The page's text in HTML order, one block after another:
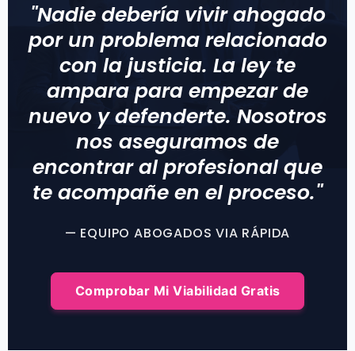
"Nadie debería vivir ahogado
por un problema relacionado
con la justicia. La ley te
ampara para empezar de
nuevo y defenderte. Nosotros
nos aseguramos de
encontrar al profesional que
te acompañe en el proceso."
— EQUIPO ABOGADOS VIA RÁPIDA
Comprobar Mi Viabilidad Gratis